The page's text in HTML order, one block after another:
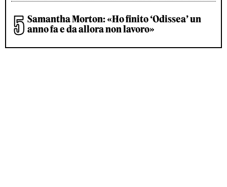
Samantha Morton: «Ho finito ‘Odissea’ un
anno fa e da allora non lavoro»